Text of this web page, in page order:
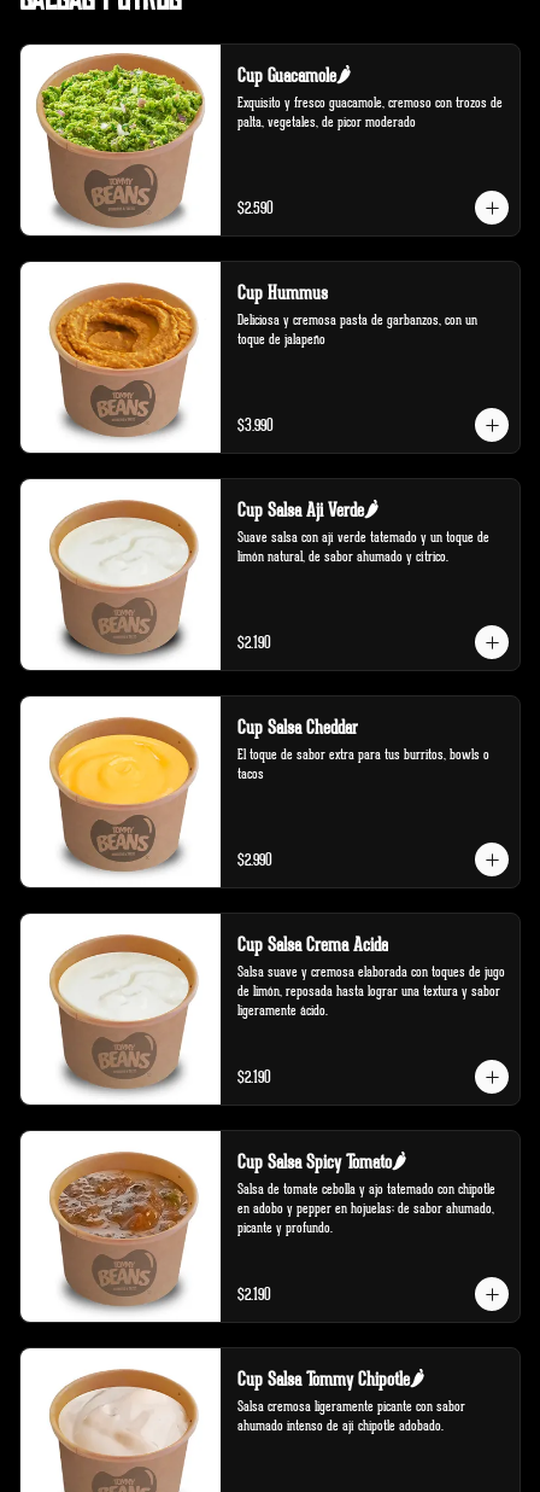
Cup Guacamole🌶️
Exquisito y fresco guacamole, cremoso con trozos de
palta, vegetales, de picor moderado
$2.590
Cup Hummus
Deliciosa y cremosa pasta de garbanzos, con un
toque de jalapeño
$3.990
Cup Salsa Aji Verde🌶️
Suave salsa con ají verde tatemado y un toque de
limón natural, de sabor ahumado y cítrico.
$2.190
Cup Salsa Cheddar
El toque de sabor extra para tus burritos, bowls o
tacos
$2.990
Cup Salsa Crema Acida
Salsa suave y cremosa elaborada con toques de jugo
de limón, reposada hasta lograr una textura y sabor
ligeramente ácido.
$2.190
Cup Salsa Spicy Tomato🌶️
Salsa de tomate cebolla y ajo tatemado con chipotle
en adobo y pepper en hojuelas; de sabor ahumado,
picante y profundo.
$2.190
Cup Salsa Tommy Chipotle🌶️
Salsa cremosa ligeramente picante con sabor
ahumado intenso de ají chipotle adobado.